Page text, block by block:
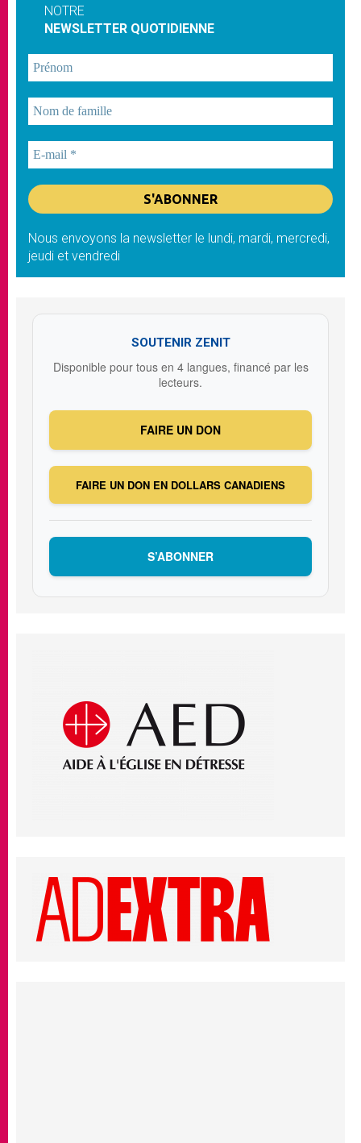
NOTRE
NEWSLETTER QUOTIDIENNE
Nous envoyons la newsletter le lundi, mardi, mercredi,
jeudi et vendredi
SOUTENIR ZENIT
Disponible pour tous en 4 langues, financé par les
lecteurs.
FAIRE UN DON
FAIRE UN DON EN DOLLARS CANADIENS
S’ABONNER